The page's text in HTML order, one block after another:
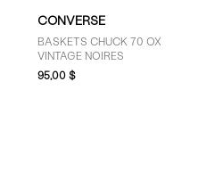
CONVERSE
BASKETS CHUCK 70 OX
VINTAGE NOIRES
95,00 $